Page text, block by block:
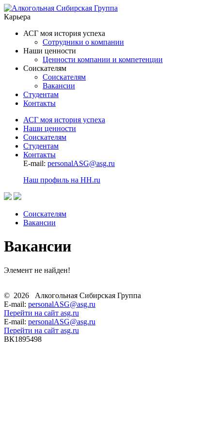
Карьера
АСГ моя история успеха
Сотрудники о компании
Наши ценности
Ценности компании и компетенции
Соискателям
Соискателям
Вакансии
Студентам
Контакты
АСГ моя история успеха
Наши ценности
Соискателям
Студентам
Контакты
E-mail: personalASG@asg.ru
Наш профиль на HH.ru
Соискателям
Вакансии
Вакансии
Элемент не найден!
© 2026
Алкогольная Сибирская Группа
E-mail: personalASG@asg.ru
Перейти на сайт asg.ru
E-mail: personalASG@asg.ru
Перейти на сайт asg.ru
ВК1895498